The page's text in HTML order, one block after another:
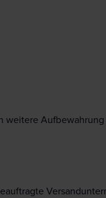
weitere